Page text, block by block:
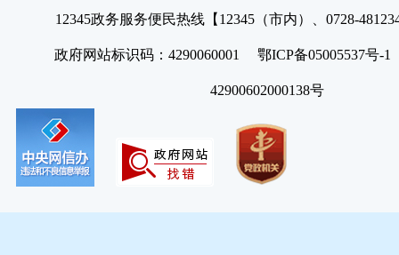
12345政务服务便民热线【12345（市内）、0728-
政府网站标识码：4290060001 鄂ICP备05005537号
42900602000138号